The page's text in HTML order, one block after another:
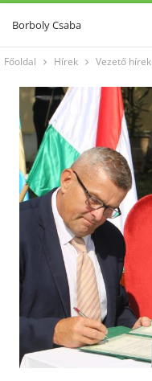
Borboly Csaba
Főoldal Hírek Vezető hírek